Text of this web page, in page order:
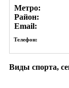
Метро:
Район:
Email:
Телефон:
Виды спорта,